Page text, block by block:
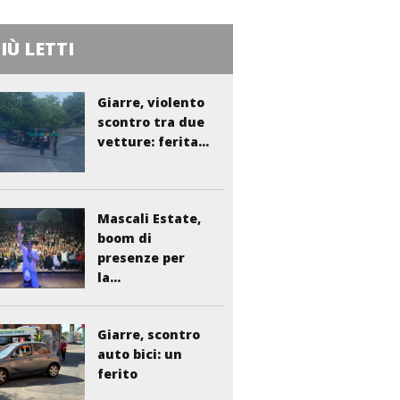
LETTI
Giarre, violento
scontro tra due
vetture: ferita...
Mascali Estate,
boom di
presenze per
la...
Giarre, scontro
auto bici: un
ferito